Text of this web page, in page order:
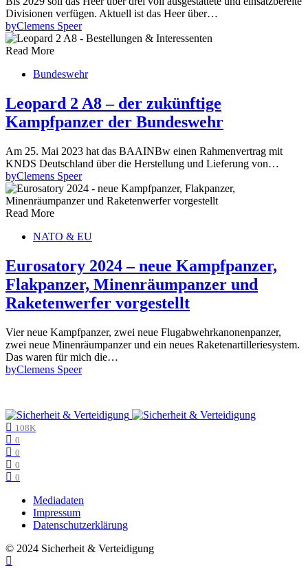
Divisionen verfügen. Aktuell ist das Heer über…
byClemens Speer
Read More
Bundeswehr
Leopard 2 A8 – der zukünftige
Kampfpanzer der Bundeswehr
Am 25. Mai 2023 hat das BAAINBw einen Rahmenvertrag mit
KNDS Deutschland über die Herstellung und Lieferung von…
byClemens Speer
Read More
NATO & EU
Eurosatory 2024 – neue Kampfpanzer,
Flakpanzer, Minenräumpanzer und
Raketenwerfer vorgestellt
Vier neue Kampfpanzer, zwei neue Flugabwehrkanonenpanzer,
zwei neue Minenräumpanzer und ein neues Raketenartilleriesystem.
Das waren für mich die…
byClemens Speer
108K
0
0
0
0
Mediadaten
Impressum
Datenschutzerklärung
© 2024 Sicherheit & Verteidigung